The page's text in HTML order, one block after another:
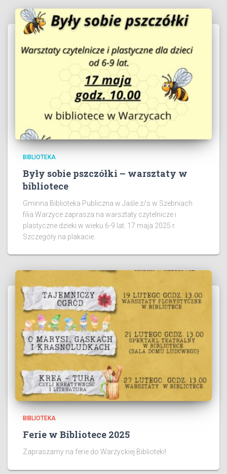
BIBLIOTEKA
Były sobie pszczółki – warsztaty w
bibliotece
Gminna Biblioteka Publiczna w Jaśle z/s w Szebniach
filia Warzyce zaprasza na warsztaty czytelnicze i
plastyczne dzieki w wieku 6-9 lat. 17 maja 2025 r.
Szczegóły na plakacie.
BIBLIOTEKA
Ferie w Bibliotece 2025
Zapraszamy na ferie do Warzyckiej Biblioteki!